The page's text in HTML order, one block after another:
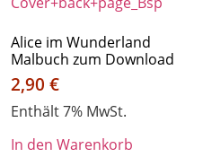
Alice im Wunderland
Malbuch zum Download
2,90 €
Enthält 7% MwSt.
In den Warenkorb